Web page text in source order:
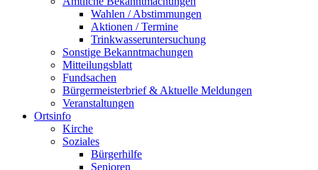
Wahlen / Abstimmungen
Aktionen / Termine
Trinkwasseruntersuchung
Sonstige Bekanntmachungen
Mitteilungsblatt
Fundsachen
Bürgermeisterbrief & Aktuelle Meldungen
Veranstaltungen
Ortsinfo
Kirche
Soziales
Bürgerhilfe
Senioren